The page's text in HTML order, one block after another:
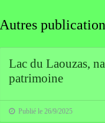
Autres
Lac du Laouzas,
patrimoine
Publié le 26/9/2025